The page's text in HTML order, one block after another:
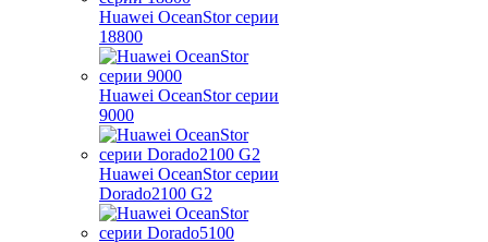
Huawei OceanStor серии
18800
Huawei OceanStor серии
9000
Huawei OceanStor серии
Dorado2100 G2